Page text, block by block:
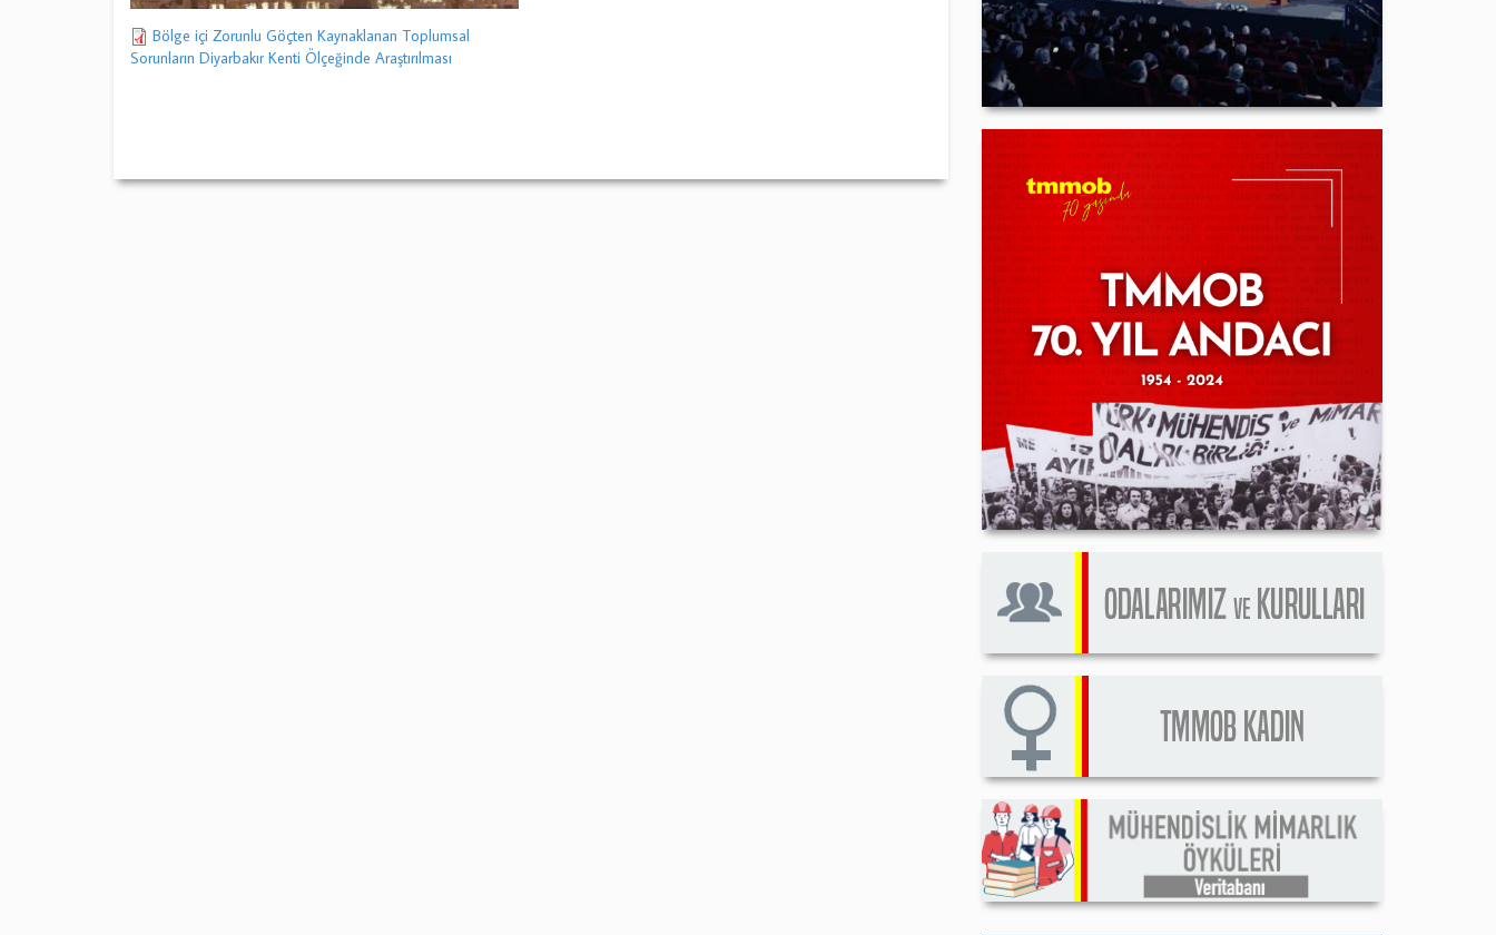
Bölge içi Zorunlu Göçten Kaynaklanan Toplumsal
Sorunların Diyarbakır Kenti Ölçeğinde Araştırılması